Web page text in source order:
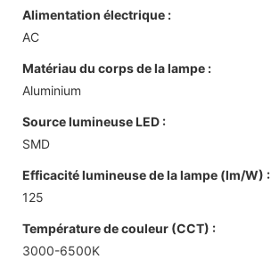
Alimentation électrique :
AC
Matériau du corps de la lampe :
Aluminium
Source lumineuse LED :
SMD
Efficacité lumineuse de la lampe (lm/W) :
125
Température de couleur (CCT) :
3000-6500K